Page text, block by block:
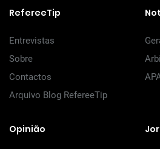
RefereeTip
Entrevistas
Sobre
Contactos
Arquivo Blog RefereeTip
Opinião